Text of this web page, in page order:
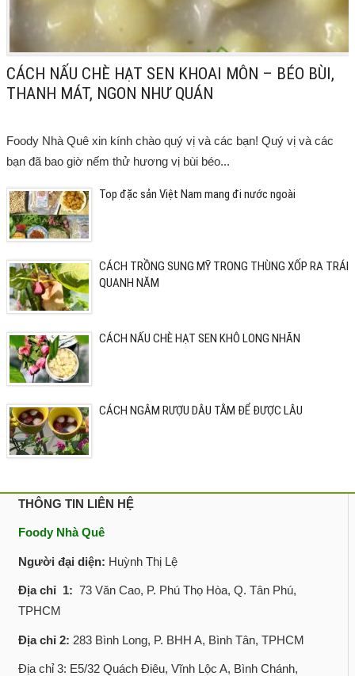
CÁCH NẤU CHÈ HẠT SEN KHOAI MÔN – BÉO BÙI,
THANH MÁT, NGON NHƯ QUÁN
Foody Nhà Quê xin kính chào quý vị và các bạn! Quý vị và các
bạn đã bao giờ nếm thử hương vị bùi béo...
Top đặc sản Việt Nam mang đi nước ngoài
CÁCH TRỒNG SUNG MỸ TRONG THÙNG XỐP RA TRÁI
QUANH NĂM
CÁCH NẤU CHÈ HẠT SEN KHÔ LONG NHÃN
CÁCH NGÂM RƯỢU DÂU TẰM ĐỂ ĐƯỢC LÂU
THÔNG TIN LIÊN HỆ
Foody Nhà Quê
Người đại diện: Huỳnh Thị Lệ
Địa chỉ 1: 73 Văn Cao, P. Phú Thọ Hòa, Q. Tân Phú,
TPHCM
Địa chỉ 2: 283 Bình Long, P. BHH A, Bình Tân, TPHCM
Địa chỉ 3: E5/32 Quách Điêu, Vĩnh Lộc A, Bình Chánh,